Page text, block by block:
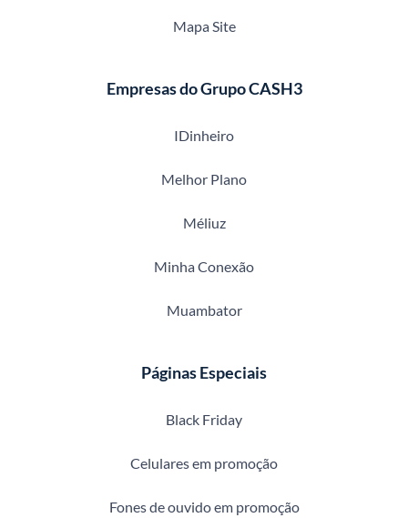
Mapa Site
Empresas do Grupo CASH3
IDinheiro
Melhor Plano
Méliuz
Minha Conexão
Muambator
Páginas Especiais
Black Friday
Celulares em promoção
Fones de ouvido em promoção